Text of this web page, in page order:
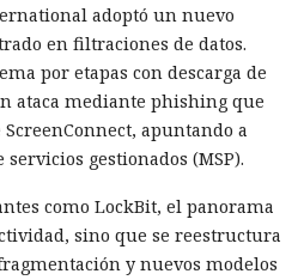
adoptó un nuevo
en filtraciones de datos.
por etapas con descarga de
ataca mediante phishing que
apuntando a
gestionados (MSP).
como LockBit, el panorama
sino que se reestructura
y nuevos modelos